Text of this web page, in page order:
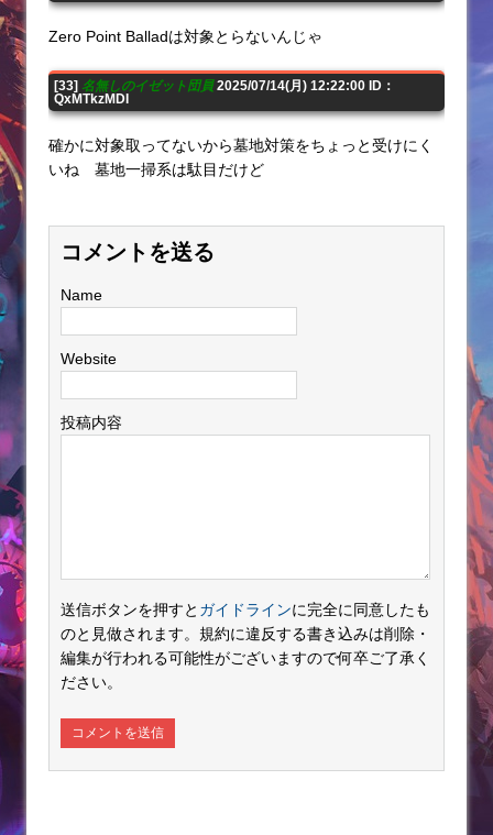
Zero Point Balladは対象とらないんじゃ
[33] 名無しのイゼット団員2025/07/14(月) 12:22:00 ID：
QxMTkzMDI
確かに対象取ってないから墓地対策をちょっと受けにく
いね 墓地一掃系は駄目だけど
コメントを送る
Name
Website
投稿内容
送信ボタンを押すと ガイドラインに完全に同意したも
のと見做されます。規約に違反する書き込みは削除・
編集が行われる可能性がございますので何卒ご了承く
ださい。